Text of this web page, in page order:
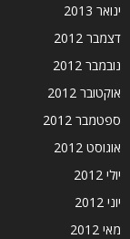
ינואר 2013
דצמבר 2012
נובמבר 2012
אוקטובר 2012
ספטמבר 2012
אוגוסט 2012
יולי 2012
יוני 2012
מאי 2012